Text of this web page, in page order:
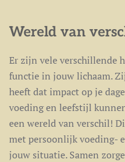
Wereld van
Er zijn vele verschillende
functie in jouw lichaam.
heeft dat impact op je
voeding en leefstijl
een wereld van verschil!
met persoonlijk voeding-
jouw situatie. Samen